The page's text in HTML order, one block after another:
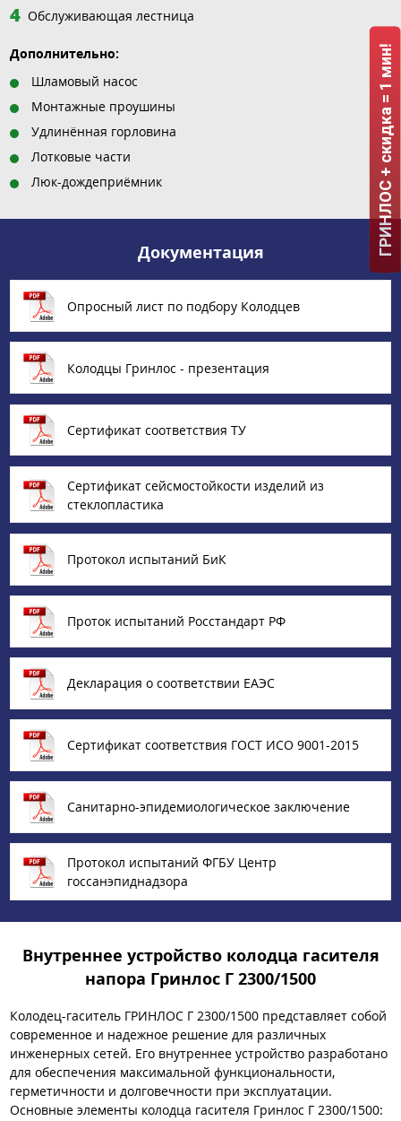
Обслуживающая лестница
Дополнительно:
Шламовый насос
Монтажные проушины
Удлинённая горловина
Лотковые части
Люк-дождеприёмник
Документация
Опросный лист по подбору Колодцев
Колодцы Гринлос - презентация
Сертификат соответствия ТУ
Сертификат сейсмостойкости изделий из
стеклопластика
Протокол испытаний БиК
Проток испытаний Росстандарт РФ
Декларация о соответствии ЕАЭС
Сертификат соответствия ГОСТ ИСО 9001-2015
Санитарно-эпидемиологическое заключение
Протокол испытаний ФГБУ Центр
госсанэпиднадзора
Внутреннее устройство колодца гасителя
напора Гринлос Г 2300/1500
Колодец-гаситель ГРИНЛОС Г 2300/1500 представляет собой
современное и надежное решение для различных
инженерных сетей. Его внутреннее устройство разработано
для обеспечения максимальной функциональности,
герметичности и долговечности при эксплуатации.
Основные элементы колодца гасителя Гринлос Г 2300/1500:
ГРИНЛОС + скидка = 1 мин!